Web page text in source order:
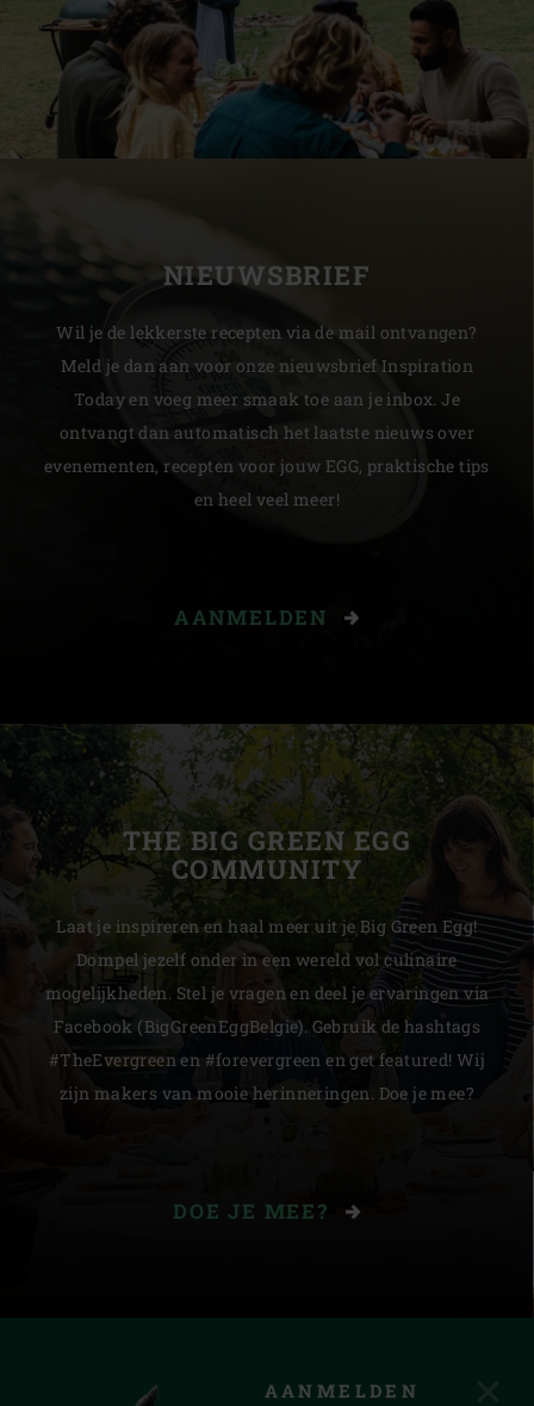
NIEUWSBRIEF
Wil je de lekkerste recepten via de mail ontvangen?
Meld je dan aan voor onze nieuwsbrief Inspiration
Today en voeg meer smaak toe aan je inbox. Je
ontvangt dan automatisch het laatste nieuws over
evenementen, recepten voor jouw EGG, praktische tips
en heel veel meer!
AANMELDEN
THE BIG GREEN EGG
COMMUNITY
Laat je inspireren en haal meer uit je Big Green Egg!
Dompel jezelf onder in een wereld vol culinaire
mogelijkheden. Stel je vragen en deel je ervaringen via
Facebook (BigGreenEggBelgie). Gebruik de hashtags
#TheEvergreen en #forevergreen en get featured! Wij
zijn makers van mooie herinneringen. Doe je mee?
DOE JE MEE?
AANMELDEN